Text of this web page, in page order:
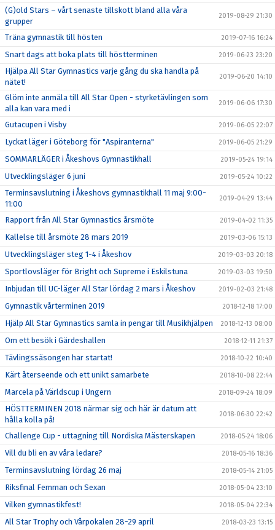
(G)old Stars – vårt senaste tillskott bland alla våra
grupper
2019-08-29 21:30
Träna gymnastik till hösten 2019-07-16 16:24
Snart dags att boka plats till höstterminen 2019-06-23 23:20
Hjälpa All Star Gymnastics varje gång du ska handla på
nätet!
2019-06-20 14:10
Glöm inte anmäla till All Star Open - styrketävlingen som
alla kan vara med i
2019-06-06 17:30
Gutacupen i Visby 2019-06-05 22:07
Lyckat läger i Göteborg för "Aspiranterna" 2019-06-05 21:29
SOMMARLÄGER i Åkeshovs Gymnastikhall 2019-05-24 19:14
Utvecklingsläger 6 juni 2019-05-24 10:22
Terminsavslutning i Åkeshovs gymnastikhall 11 maj 9:00-
11:00
2019-04-29 13:44
Rapport från All Star Gymnastics årsmöte 2019-04-02 11:35
Kallelse till årsmöte 28 mars 2019 2019-03-06 15:13
Utvecklingsläger steg 1-4 i Åkeshov 2019-03-03 20:18
Sportlovsläger för Bright och Supreme i Eskilstuna 2019-03-03 19:50
Inbjudan till UC-läger All Star lördag 2 mars i Åkeshov 2019-02-03 21:48
Gymnastik vårterminen 2019 2018-12-18 17:00
Hjälp All Star Gymnastics samla in pengar till Musikhjälpen 2018-12-13 08:00
Om ett besök i Gärdeshallen 2018-12-11 21:37
Tävlingssäsongen har startat! 2018-10-22 10:40
Kärt återseende och ett unikt samarbete 2018-10-08 22:44
Marcela på Världscup i Ungern 2018-09-24 18:09
HÖSTTERMINEN 2018 närmar sig och här är datum att
hålla kolla på!
2018-06-30 22:42
Challenge Cup - uttagning till Nordiska Mästerskapen 2018-05-24 18:06
Vill du bli en av våra ledare? 2018-05-16 18:36
Terminsavslutning lördag 26 maj 2018-05-14 21:05
Riksfinal Femman och Sexan 2018-05-04 23:10
Vilken gymnastikfest! 2018-05-04 22:34
All Star Trophy och Vårpokalen 28-29 april 2018-03-23 13:15